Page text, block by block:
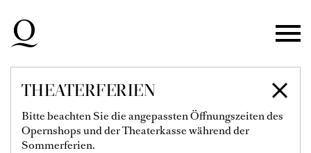
Zur Hauptnavigation springen
Zum Hauptinhalt springen
Zum Footer springen
THEATERFERIEN
Bitte beachten Sie die angepassten Öffnungszeiten des
Opernshops und der Theaterkasse während der
Sommerferien.
DOMINIQUE DRILLOT